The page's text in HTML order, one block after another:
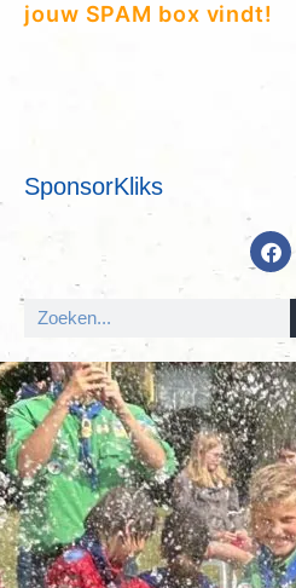
jouw SPAM box vindt!
SponsorKliks